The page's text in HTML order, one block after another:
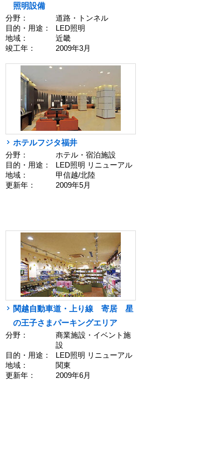
照明設備
分野：
道路・トンネル
目的・用途：
LED照明
地域：
近畿
竣工年：
2009年3月
ホテルフジタ福井
分野：
ホテル・宿泊施設
目的・用途：
LED照明 リニューアル
地域：
甲信越/北陸
更新年：
2009年5月
関越自動車道・上り線 寄居 星
の王子さまパーキングエリア
分野：
商業施設・イベント施
設
目的・用途：
LED照明 リニューアル
地域：
関東
更新年：
2009年6月